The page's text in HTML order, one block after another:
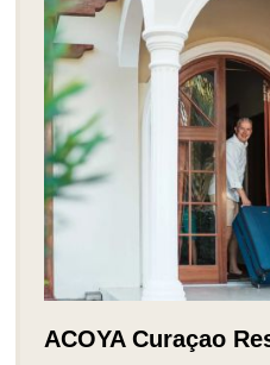
ACOYA Curaçao